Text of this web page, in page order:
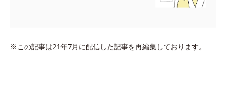
※この記事は21年7月に配信した記事を再編集しております。